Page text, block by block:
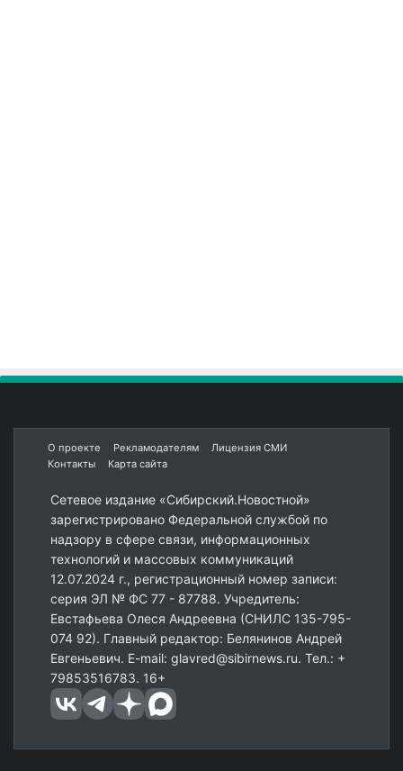
О проекте Рекламодателям
Лицензия СМИ
Контакты
Карта сайта
Сетевое издание «Сибирский.Новостной»
зарегистрировано Федеральной службой по
надзору в сфере связи, информационных
технологий и массовых коммуникаций
12.07.2024 г., регистрационный номер записи:
серия ЭЛ № ФС 77 - 87788. Учредитель:
Евстафьева Олеся Андреевна (СНИЛС 135-795-
074 92). Главный редактор: Белянинов Андрей
Евгеньевич. E-mail: glavred@sibirnews.ru. Тел.: +
79853516783. 16+